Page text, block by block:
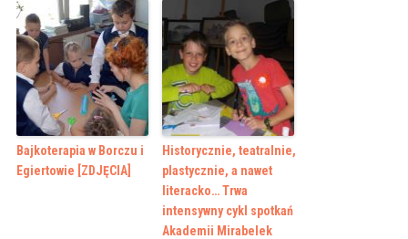
Bajkoterapia w Borczu i
Egiertowie [ZDJĘCIA]
Historycznie, teatralnie,
plastycznie, a nawet
literacko… Trwa
intensywny cykl spotkań
Akademii Mirabelek